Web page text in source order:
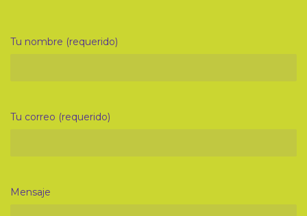
Tu nombre (requerido)
Tu correo (requerido)
Mensaje